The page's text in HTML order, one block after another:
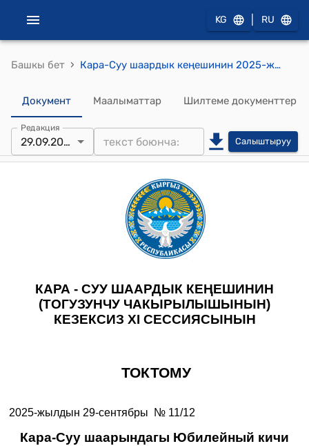
KG RU
Башкы бет › Кара-Суу шаардык кеңешинин 2025-жылдын 29-сентябры № 11/12 Кара-Суу шаарындагы Юбилейный кичи шаарчасындагы муниципалдык жер тилкелерине макулдук берүү жөнүндө токтому
Документ Маалыматтар Шилтеме документтер
Редакция
29.09.2025 Салыштыруу